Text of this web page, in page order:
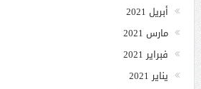
أبريل 2021
مارس 2021
فبراير 2021
يناير 2021